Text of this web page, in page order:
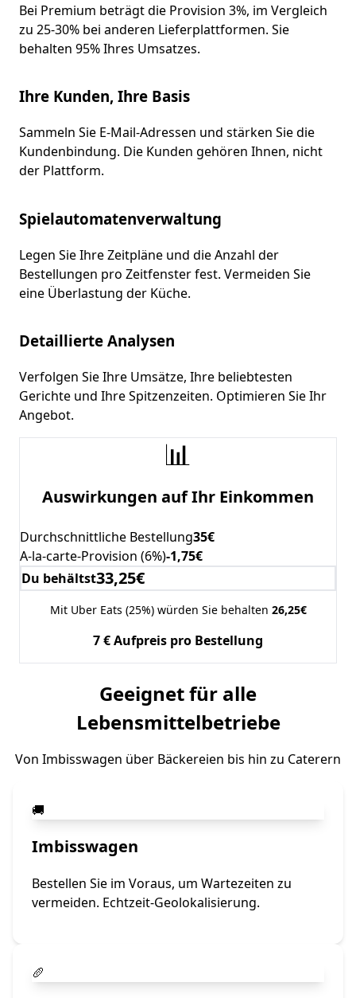
Bei Premium beträgt die Provision 3%, im Vergleich
zu 25-30% bei anderen Lieferplattformen. Sie
behalten 95% Ihres Umsatzes.
Ihre Kunden, Ihre Basis
Sammeln Sie E-Mail-Adressen und stärken Sie die
Kundenbindung. Die Kunden gehören Ihnen, nicht
der Plattform.
Spielautomatenverwaltung
Legen Sie Ihre Zeitpläne und die Anzahl der
Bestellungen pro Zeitfenster fest. Vermeiden Sie
eine Überlastung der Küche.
Detaillierte Analysen
Verfolgen Sie Ihre Umsätze, Ihre beliebtesten
Gerichte und Ihre Spitzenzeiten. Optimieren Sie Ihr
Angebot.
📊
Auswirkungen auf Ihr Einkommen
Durchschnittliche Bestellung35€
A-la-carte-Provision (6%)-1,75€
Du behältst33,25€
Mit Uber Eats (25%) würden Sie behalten 26,25€
7 € Aufpreis pro Bestellung
Geeignet für alle
Lebensmittelbetriebe
Von Imbisswagen über Bäckereien bis hin zu Caterern
🚚
Imbisswagen
Bestellen Sie im Voraus, um Wartezeiten zu
vermeiden. Echtzeit-Geolokalisierung.
🥖